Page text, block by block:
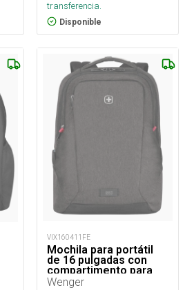
transferencia.
Disponible
VIX160411FE
Mochila para portátil
de 16 pulgadas con
compartimento para
tableta.
Wenger